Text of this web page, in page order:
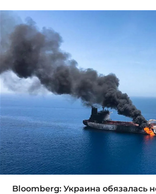
Bloomberg: Украина обязалась